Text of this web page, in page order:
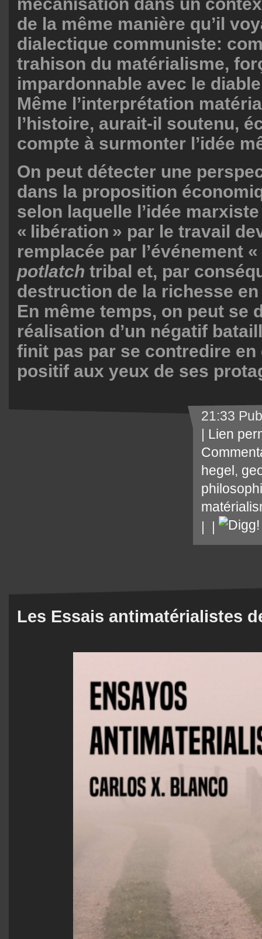
de la même manière qu’il
dialectique communiste:
trahison du matérialisme,
impardonnable avec le
Même l’interprétation
l’histoire, aurait-il soutenu,
compte à surmonter l’idée
On peut détecter une
dans la proposition
selon laquelle l’idée
« libération » par le travail
remplacée par l’événement
potlatch tribal et, par
destruction de la richesse
En même temps, on peut se
réalisation d’un négatif
finit pas par se contredire en
positif aux yeux de ses
21:33
| Lien
hegel,
|
|
Les Essais antimatérialistes